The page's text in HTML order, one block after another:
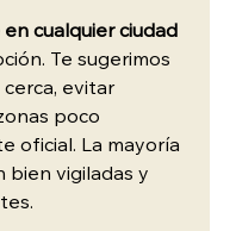
cualquier ciudad
Te sugerimos
evitar
poco
oficial. La mayoría
bien vigiladas y